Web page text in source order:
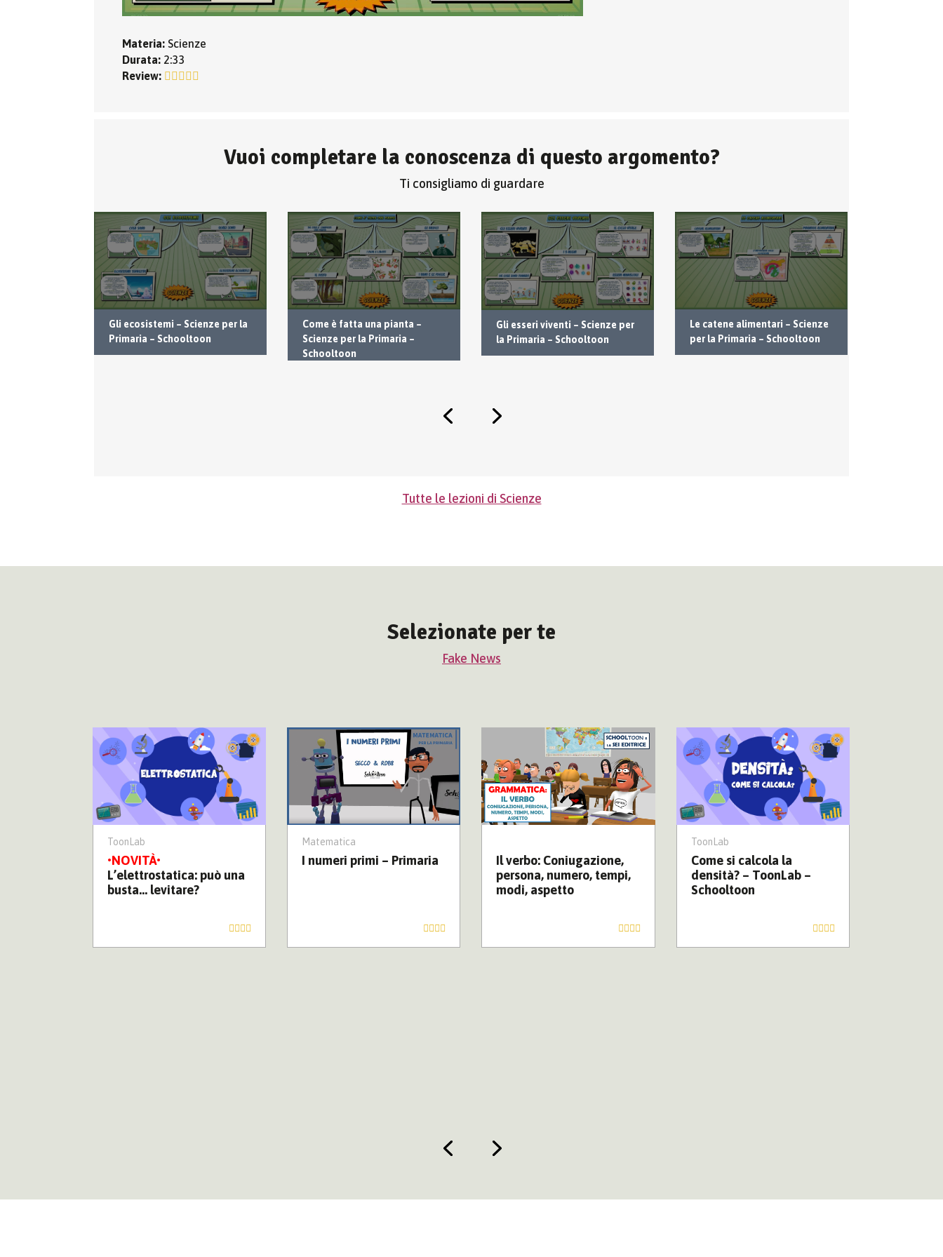
Materia: Scienze
Durata: 2:33
Review:
Vuoi completare la conoscenza di questo argomento?
Ti consigliamo di guardare
Gli ecosistemi – Scienze per la
Primaria – Schooltoon
Come è fatta una pianta –
Scienze per la Primaria –
Schooltoon
Gli esseri viventi – Scienze per
la Primaria – Schooltoon
Le catene alimentari – Scienze
per la Primaria – Schooltoon
Tutte le lezioni di Scienze
Selezionate per te
Fake News
L’elettrostatica: può una
busta… levitare?
ToonLab
I numeri primi – Primaria
Matematica
Il verbo: Coniugazione,
persona, numero, tempi,
modi, aspetto
Come si calcola la
densità? – ToonLab –
Schooltoon
ToonLab